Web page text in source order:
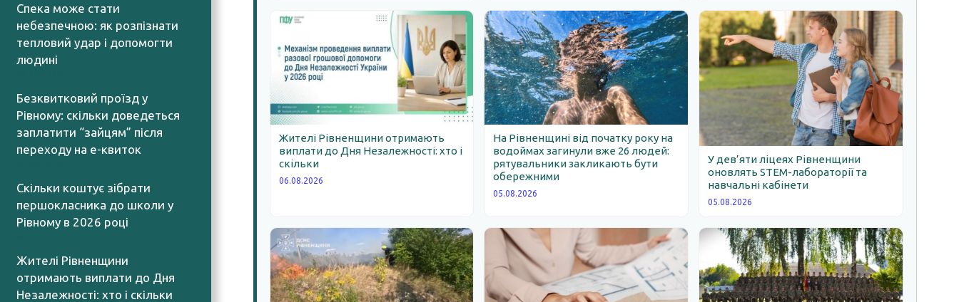
Спека може стати
небезпечною: як розпізнати
тепловий удар і допомогти
людині
Безквитковий проїзд у
Рівному: скільки доведеться
заплатити “зайцям” після
переходу на е-квиток
Скільки коштує зібрати
першокласника до школи у
Рівному в 2026 році
Жителі Рівненщини
отримають виплати до Дня
Незалежності: хто і скільки
Жителі Рівненщини отримають
виплати до Дня Незалежності: хто і
скільки
06.08.2026
На Рівненщині від початку року на
водоймах загинули вже 26 людей:
рятувальники закликають бути
обережними
05.08.2026
У дев’яти ліцеях Рівненщини
оновлять STEM-лабораторії та
навчальні кабінети
05.08.2026